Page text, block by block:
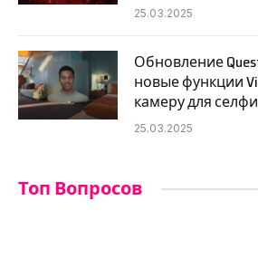
25.03.2025
Обновление
новые функции
камеру для
25.03.2025
Топ Вопросов